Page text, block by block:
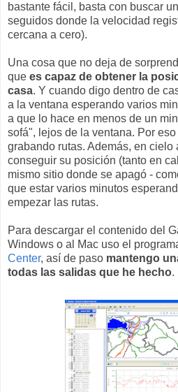
bastante fácil, basta con buscar
seguidos donde la velocidad
cercana a cero).
Una cosa que no deja de
que es capaz de obtener la
casa. Y cuando digo dentro de
a la ventana esperando varios
a que lo hace en menos de un
sofá", lejos de la ventana. Por
grabando rutas. Además, en cielo
conseguir su posición (tanto en
mismo sitio donde se apagó -
que estar varios minutos
empezar las rutas.
Para descargar el contenido del
Windows o al Mac uso el
Center, así de paso mantengo
todas las salidas que he hecho.